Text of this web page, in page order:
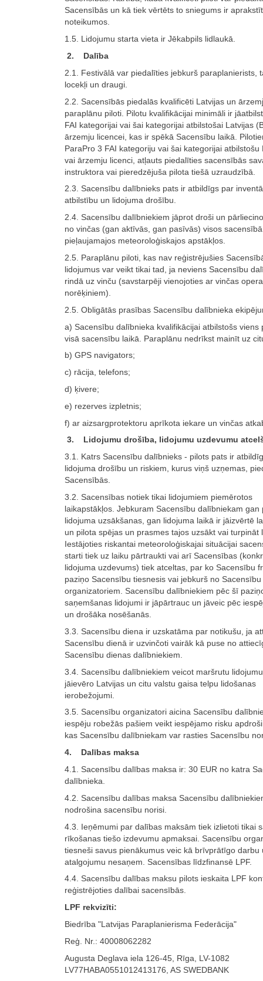
Sacensībās un kā tiek vērtēts to sniegums ir
noteikumos.
1.5. Lidojumu starta vieta ir Jēkabpils lidlaukā.
2. Dalība
2.1. Festivālā var piedalīties jebkurš paraplanierists,
locekļi un draugi.
2.2. Sacensībās piedalās kvalificēti Latvijas un
paraplānu piloti. Pilotu kvalifikācijai minimāli ir
FAI kategorijai vai šai kategorijai atbilstošai Latvijas
ārzemju licencei, kas ir spēkā Sacensību laikā.
ParaPro 3 FAI kategoriju vai šai kategorijai atbilstošu
vai ārzemju licenci, atļauts piedalīties sacensībās
instruktora vai pieredzējuša pilota tiešā uzraudzībā.
2.3. Sacensību dalībnieks pats ir atbildīgs par
atbilstību un lidojuma drošību.
2.4. Sacensību dalībniekiem jāprot droši un
no vinčas (gan aktīvās, gan pasīvās) visos
pieļaujamajos meteoroloģiskajos apstākļos.
2.5. Paraplānu piloti, kas nav reģistrējušies
lidojumus var veikt tikai tad, ja neviens Sacensību
rindā uz vinču (savstarpēji vienojoties ar vinčas
norēķiniem).
2.5. Obligātās prasības Sacensību dalībnieka
a) Sacensību dalībnieka kvalifikācijai atbilstošs viens
visā sacensību laikā. Paraplānu nedrīkst mainīt uz
b) GPS navigators;
c) rācija, telefons;
d) ķivere;
e) rezerves izpletnis;
f) ar aizsargprotektoru aprīkota iekare un vinčas
3. Lidojumu drošība, lidojumu uzdevumu
3.1. Katrs Sacensību dalībnieks - pilots pats ir
lidojuma drošību un riskiem, kurus viņš uzņemas,
Sacensībās.
3.2. Sacensības notiek tikai lidojumiem piemērotos
laikapstākļos. Jebkuram Sacensību dalībniekam gan
lidojuma uzsākšanas, gan lidojuma laikā ir jāizvērtē
un pilota spējas un prasmes tajos uzsākt vai turpināt
Iestājoties riskantai meteoroloģiskajai situācijai
starti tiek uz laiku pārtraukti vai arī Sacensības
lidojuma uzdevums) tiek atceltas, par ko Sacensību
paziņo Sacensību tiesnesis vai jebkurš no Sacensību
organizatoriem. Sacensību dalībniekiem pēc šī
saņemšanas lidojumi ir jāpārtrauc un jāveic pēc
un drošāka nosēšanās.
3.3. Sacensību diena ir uzskatāma par notikušu, ja
Sacensību dienā ir uzvinčoti vairāk kā puse no
Sacensību dienas dalībniekiem.
3.4. Sacensību dalībniekiem veicot maršrutu
jāievēro Latvijas un citu valstu gaisa telpu lidošanas
ierobežojumi.
3.5. Sacensību organizatori aicina Sacensību
iespēju robežās pašiem veikt iespējamo risku
kas Sacensību dalībniekam var rasties Sacensību
4. Dalības maksa
4.1. Sacensību dalības maksa ir: 30 EUR no katra
dalībnieka.
4.2. Sacensību dalības maksa Sacensību
nodrošina sacensību norisi.
4.3. Ieņēmumi par dalības maksām tiek izlietoti tikai
rīkošanas tiešo izdevumu apmaksai. Sacensību
tiesneši savus pienākumus veic kā brīvprātīgo darbu
atalgojumu nesaņem. Sacensības līdzfinansē LPF.
4.4. Sacensību dalības maksu pilots ieskaita LPF
reģistrējoties dalībai sacensībās.
LPF rekvizīti:
Biedrība "Latvijas Paraplanierisma Federācija"
Reģ. Nr.: 40008062282
Augusta Deglava iela 126-45, Rīga, LV-1082
LV77HABA0551012413176, AS SWEDBANK